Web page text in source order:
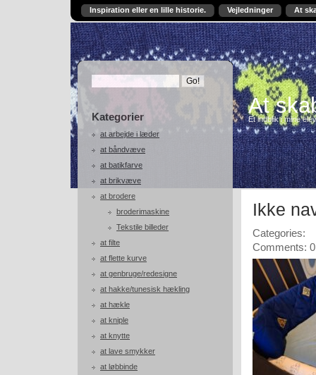
Inspiration eller en lille historie. Vejledninger At
Kategorier
at arbejde i læder
at båndvæve
at batikfarve
at brikvæve
at brodere
broderimaskine
Tekstile billeder
at filte
at flette kurve
at genbruge/redesigne
at hakke/tunesisk hækling
at hækle
at kniple
at knytte
at lave smykker
at løbbinde
At
Et indblik i mine
Ikke
Categories:
Comments: 0